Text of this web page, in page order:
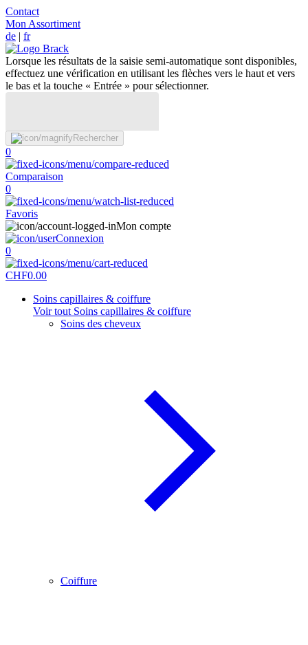
Contact
Mon Assortiment
de | fr
Lorsque les résultats de la saisie semi-automatique sont disponibles,
effectuez une vérification en utilisant les flèches vers le haut et vers
le bas et la touche « Entrée » pour sélectionner.
Rechercher
0
Comparaison
0
Favoris
Mon compte
Connexion
0
CHF0.00
Soins capillaires & coiffure
Voir tout Soins capillaires & coiffure
Soins des cheveux
Coiffure